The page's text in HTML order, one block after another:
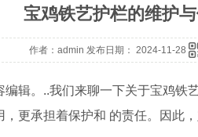
宝鸡铁艺护栏的维护
作者：admin 发布日期： 2024-11-28
辑。..我们来聊一下关于宝鸡铁
更承担着保护和 的责任。因此